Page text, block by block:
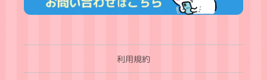
利用規約